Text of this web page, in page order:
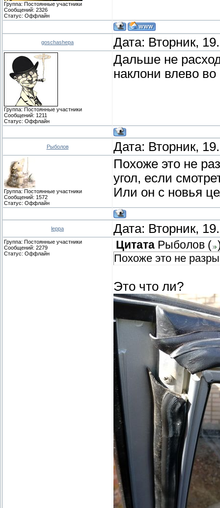
Группа: Постоянные участники
Сообщений: 2326
Статус: Оффлайн
goschashepa Дата: Вторник,
Группа: Постоянные участники
Сообщений: 1211
Статус: Оффлайн
Дальше не
наклони влево
Рыболов Дата: Вторник,
Группа: Постоянные участники
Сообщений: 1572
Статус: Оффлайн
Похоже это не
угол, если
Или он с новья
leppa Дата: Вторник,
Группа: Постоянные участники
Сообщений: 2279
Статус: Оффлайн
Цитата Рыболов (
Похоже это не
Это что ли?